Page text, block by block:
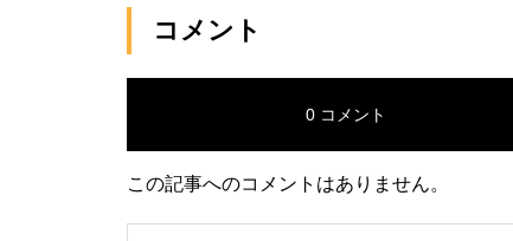
コメント
0 コメント
この記事へのコメントはありません。